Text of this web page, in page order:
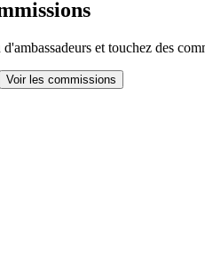
et touchez des
Voir les commissions